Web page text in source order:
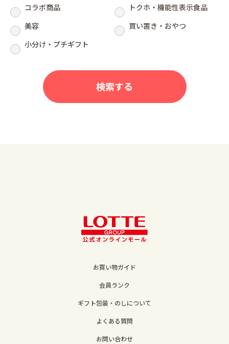
コラボ商品
トクホ・機能性表示食品
美容
買い置き・おやつ
小分け・プチギフト
お買い物ガイド
会員ランク
ギフト包装・のしについて
よくある質問
お問い合わせ